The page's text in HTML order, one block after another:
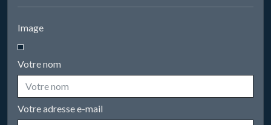
Image
Votre nom
Votre adresse e-mail